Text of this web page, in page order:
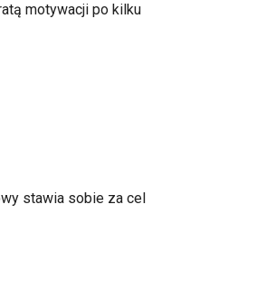
motywacji po kilku
stawia sobie za cel